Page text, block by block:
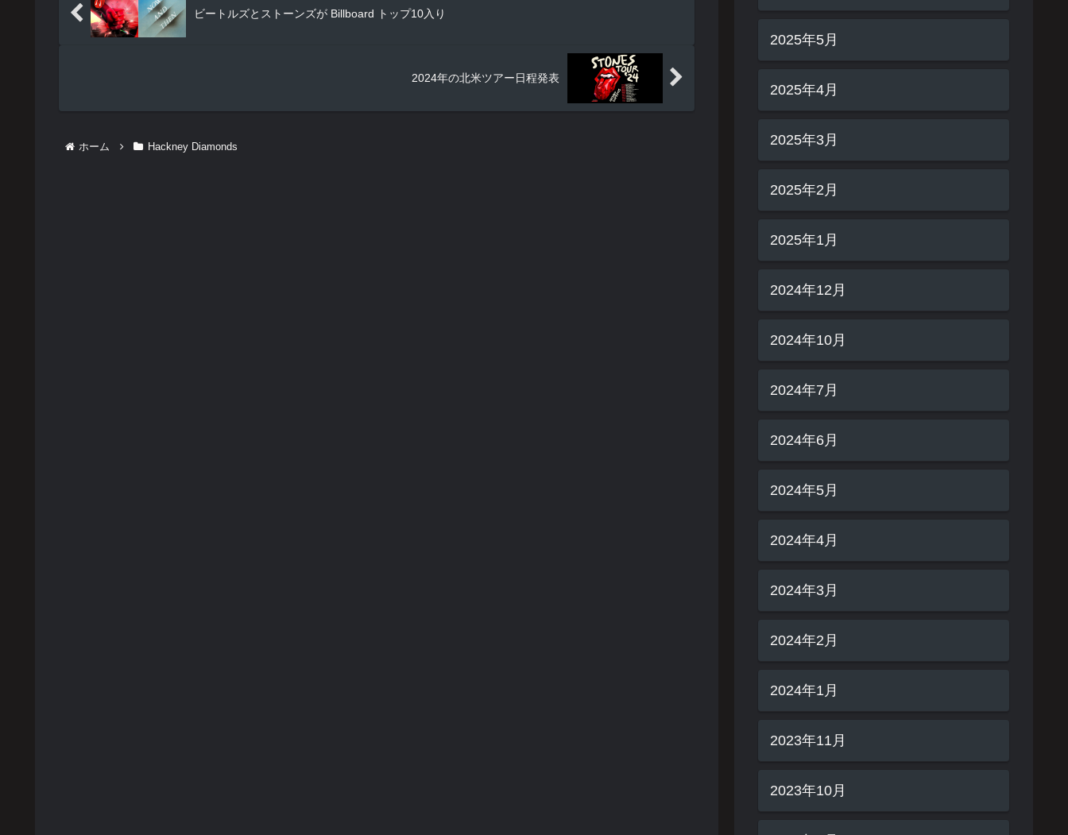
ビートルズとストーンズが Billboard トップ10入り
2024年の北米ツアー日程発表
ホーム Hackney Diamonds
2025年5月
2025年4月
2025年3月
2025年2月
2025年1月
2024年12月
2024年10月
2024年7月
2024年6月
2024年5月
2024年4月
2024年3月
2024年2月
2024年1月
2023年11月
2023年10月